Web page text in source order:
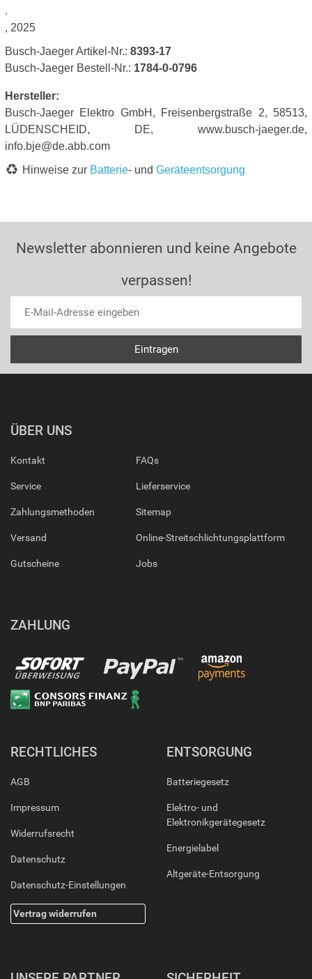
.
, 2025
Busch-Jaeger Artikel-Nr.: 8393-17
Busch-Jaeger Bestell-Nr.: 1784-0-0796
Hersteller:
Busch-Jaeger Elektro GmbH, Freisenbergstraße 2, 58513,
LÜDENSCHEID, DE, www.busch-jaeger.de,
info.bje@de.abb.com
Hinweise zur Batterie- und Geräteentsorgung
Newsletter abonnieren und keine Angebote
verpassen!
ÜBER UNS
Kontakt
Service
Zahlungsmethoden
Versand
Gutscheine
FAQs
Lieferservice
Sitemap
Online-Streitschlichtungsplattform
Jobs
ZAHLUNG
RECHTLICHES
AGB
Impressum
Widerrufsrecht
Datenschutz
Datenschutz-Einstellungen
Vertrag widerrufen
ENTSORGUNG
Batteriegesetz
Elektro- und
Elektronikgerätegesetz
Energielabel
Altgeräte-Entsorgung